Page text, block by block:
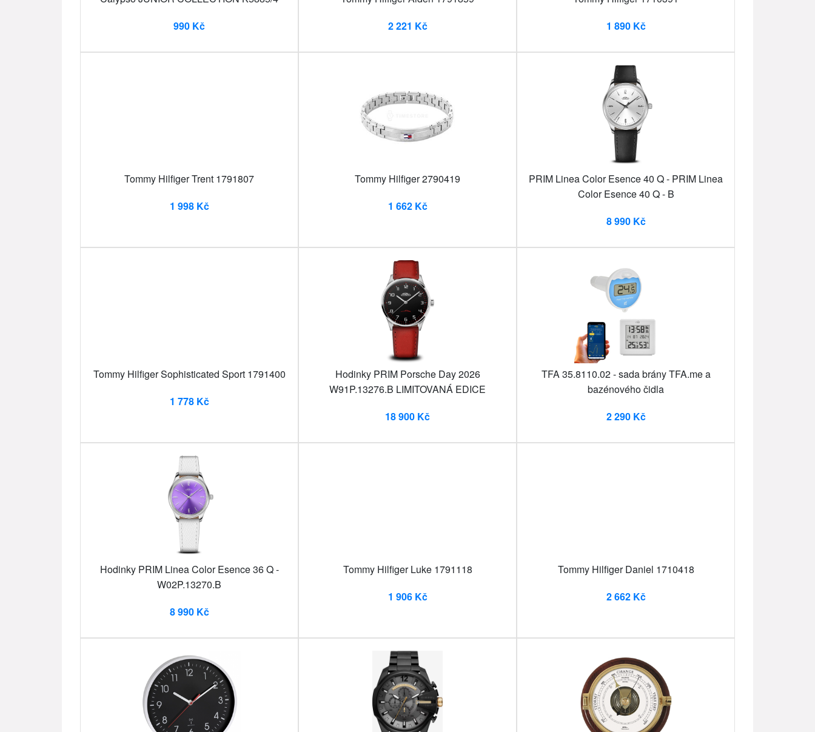
990 Kč
2 221 Kč
1 890 Kč
Tommy Hilfiger Trent 1791807
1 998 Kč
Tommy Hilfiger 2790419
1 662 Kč
PRIM Linea Color Esence 40 Q - PRIM Linea
Color Esence 40 Q - B
8 990 Kč
Tommy Hilfiger Sophisticated Sport 1791400
1 778 Kč
Hodinky PRIM Porsche Day 2026
W91P.13276.B LIMITOVANÁ EDICE
18 900 Kč
TFA 35.8110.02 - sada brány TFA.me a
bazénového čidla
2 290 Kč
Hodinky PRIM Linea Color Esence 36 Q -
W02P.13270.B
8 990 Kč
Tommy Hilfiger Luke 1791118
1 906 Kč
Tommy Hilfiger Daniel 1710418
2 662 Kč